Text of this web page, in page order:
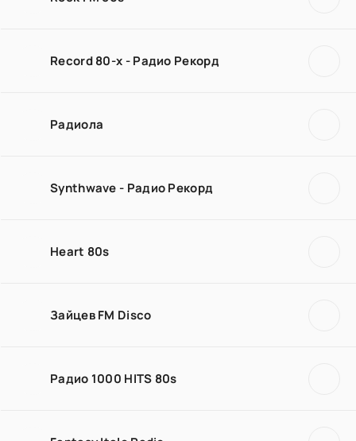
Record 80-х - Радио Рекорд
Радиола
Synthwave - Радио Рекорд
Heart 80s
Зайцев FM Disco
Радио 1000 HITS 80s